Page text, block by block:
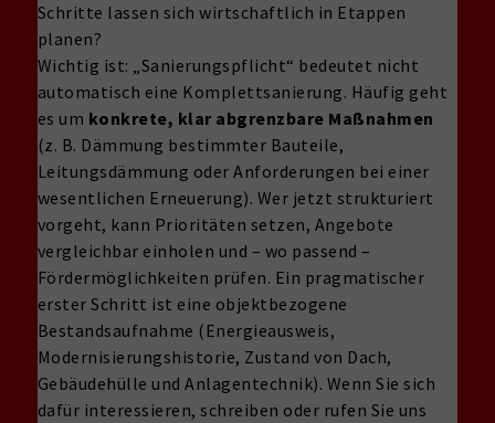
Schritte lassen sich wirtschaftlich in Etappen
planen?
Wichtig ist: „Sanierungspflicht“ bedeutet nicht
automatisch eine Komplettsanierung. Häufig geht
es um konkrete, klar abgrenzbare Maßnahmen
(z. B. Dämmung bestimmter Bauteile,
Leitungsdämmung oder Anforderungen bei einer
wesentlichen Erneuerung). Wer jetzt strukturiert
vorgeht, kann Prioritäten setzen, Angebote
vergleichbar einholen und – wo passend –
Fördermöglichkeiten prüfen. Ein pragmatischer
erster Schritt ist eine objektbezogene
Bestandsaufnahme (Energieausweis,
Modernisierungshistorie, Zustand von Dach,
Gebäudehülle und Anlagentechnik). Wenn Sie sich
dafür interessieren, schreiben oder rufen Sie uns